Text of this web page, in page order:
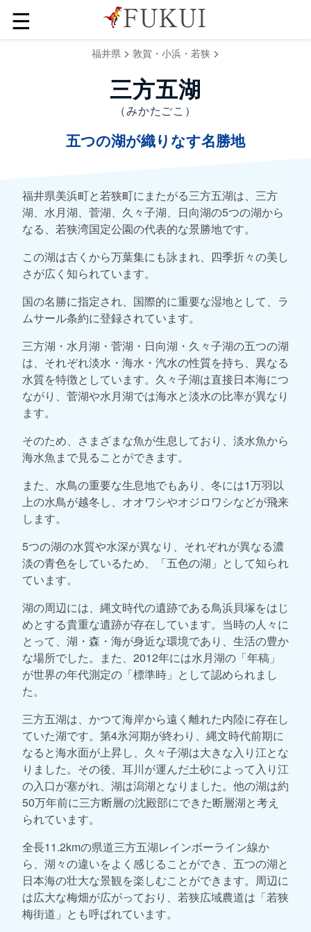
☰
福井県 > 敦賀・小浜・若狭 >
三方五湖
（みかたごこ）
五つの湖が織りなす名勝地
福井県美浜町と若狭町にまたがる三方五湖は、三方
湖、水月湖、菅湖、久々子湖、日向湖の5つの湖から
なる、若狭湾国定公園の代表的な景勝地です。
この湖は古くから万葉集にも詠まれ、四季折々の美し
さが広く知られています。
国の名勝に指定され、国際的に重要な湿地として、ラ
ムサール条約に登録されています。
三方湖・水月湖・菅湖・日向湖・久々子湖の五つの湖
は、それぞれ淡水・海水・汽水の性質を持ち、異なる
水質を特徴としています。久々子湖は直接日本海につ
ながり、菅湖や水月湖では海水と淡水の比率が異なり
ます。
そのため、さまざまな魚が生息しており、淡水魚から
海水魚まで見ることができます。
また、水鳥の重要な生息地でもあり、冬には1万羽以
上の水鳥が越冬し、オオワシやオジロワシなどが飛来
します。
5つの湖の水質や水深が異なり、それぞれが異なる濃
淡の青色をしているため、「五色の湖」として知られ
ています。
湖の周辺には、縄文時代の遺跡である鳥浜貝塚をはじ
めとする貴重な遺跡が存在しています。当時の人々に
とって、湖・森・海が身近な環境であり、生活の豊か
な場所でした。また、2012年には水月湖の「年稿」
が世界の年代測定の「標準時」として認められまし
た。
三方五湖は、かつて海岸から遠く離れた内陸に存在し
ていた湖です。第4氷河期が終わり、縄文時代前期に
なると海水面が上昇し、久々子湖は大きな入り江とな
りました。その後、耳川が運んだ土砂によって入り江
の入口が塞がれ、湖は潟湖となりました。他の湖は約
50万年前に三方断層の沈殿部にできた断層湖と考え
られています。
全長11.2kmの県道三方五湖レインボーライン線か
ら、湖々の違いをよく感じることができ、五つの湖と
日本海の壮大な景観を楽しむことができます。周辺に
は広大な梅畑が広がっており、若狭広域農道は「若狭
梅街道」とも呼ばれています。